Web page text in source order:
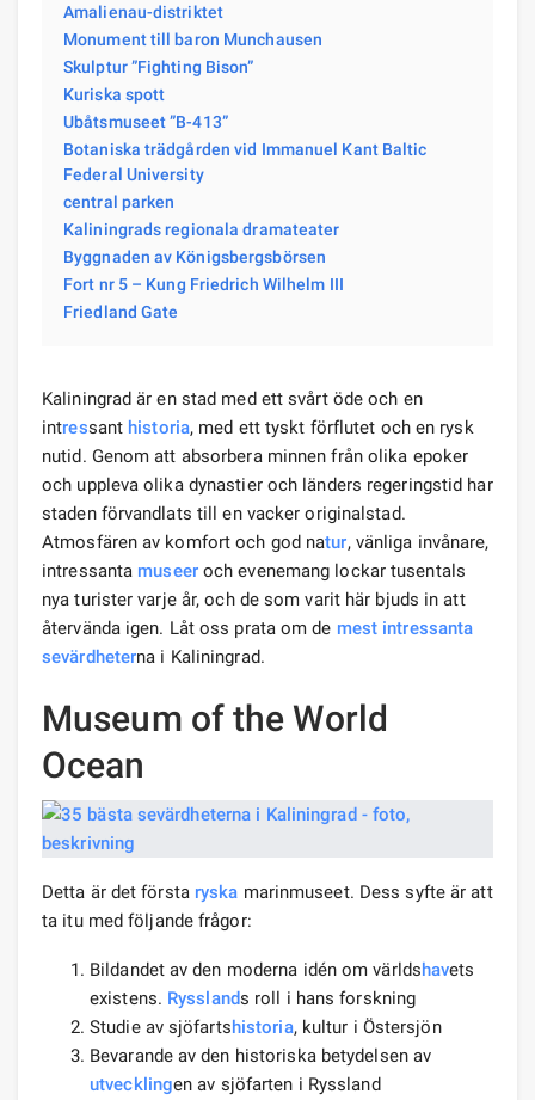
Amalienau-distriktet
Monument till baron Munchausen
Skulptur ”Fighting Bison”
Kuriska spott
Ubåtsmuseet ”B-413”
Botaniska trädgården vid Immanuel Kant Baltic
Federal University
central parken
Kaliningrads regionala dramateater
Byggnaden av Königsbergsbörsen
Fort nr 5 – Kung Friedrich Wilhelm III
Friedland Gate
Kaliningrad är en stad med ett svårt öde och en
intressant historia, med ett tyskt förflutet och en rysk
nutid. Genom att absorbera minnen från olika epoker
och uppleva olika dynastier och länders regeringstid har
staden förvandlats till en vacker originalstad.
Atmosfären av komfort och god natur, vänliga invånare,
intressanta museeroch evenemang lockar tusentals
nya turister varje år, och de som varit här bjuds in att
återvända igen. Låt oss prata om de mest intressanta
sevärdheterna i Kaliningrad.
Museum of the World
Ocean
Detta är det första ryska marinmuseet. Dess syfte är att
ta itu med följande frågor:
Bildandet av den moderna idén om världshavets
existens. Rysslands roll i hans forskning
Studie av sjöfartshistoria, kultur i Östersjön
Bevarande av den historiska betydelsen av
utvecklingen av sjöfarten i Ryssland